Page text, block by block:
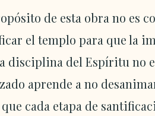
de esta obra no es
el templo para que la
disciplina del Espíritu no
aprende a no
que cada etapa de